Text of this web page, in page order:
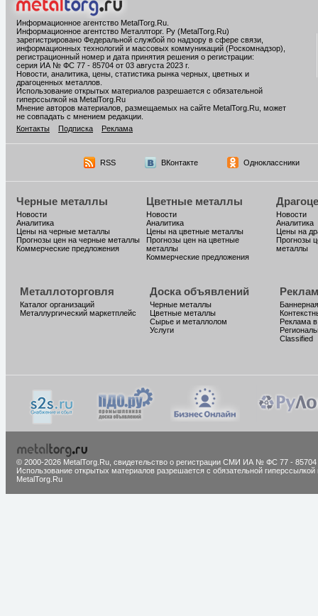
Информационное агентство MetalTorg.Ru
Информационное агентство Металлторг. Ру (MetalTorg.Ru)
зарегистрировано Федеральной службой по надзору в сфере связи,
информационных технологий и массовых коммуникаций (Роскомнадзор),
регистрационный номер и дата принятия решения о регистрации:
серия ИА № ФС 77 - 85704 от 03 августа 2023 г.
Новости, аналитика, цены, статистика рынка черных, цветных и
драгоценных металлов.
Использование открытых материалов разрешается с обязательной
гиперссылкой на MetalTorg.Ru
Мнение авторов материалов, размещаемых на сайте MetalTorg.Ru, может
не совпадать с мнением редакции.
Контакты
Подписка Реклама
RSS ВКонтакте Одноклассники
Черные металлы
Новости
Аналитика
Цены на черные металлы
Прогнозы цен на черные металлы
Коммерческие предложения
Цветные металлы
Новости
Аналитика
Цены на цветные металлы
Прогнозы цен на цветные
металлы
Коммерческие предложения
Новости
Аналитика
Цены на
Прогнозы
металлы
Металлоторговля
Каталог организаций
Металлургический маркетплейс
Доска объявлений
Черные металлы
Цветные металлы
Сырье и металлолом
Услуги
Реклама
Classified
© 2000-2026 MetalTorg.Ru, cвидетельство о регистрации СМИ ИА № ФС 77 - 85704
Использование открытых материалов разрешается с обязательной гиперссылкой
MetalTorg.Ru